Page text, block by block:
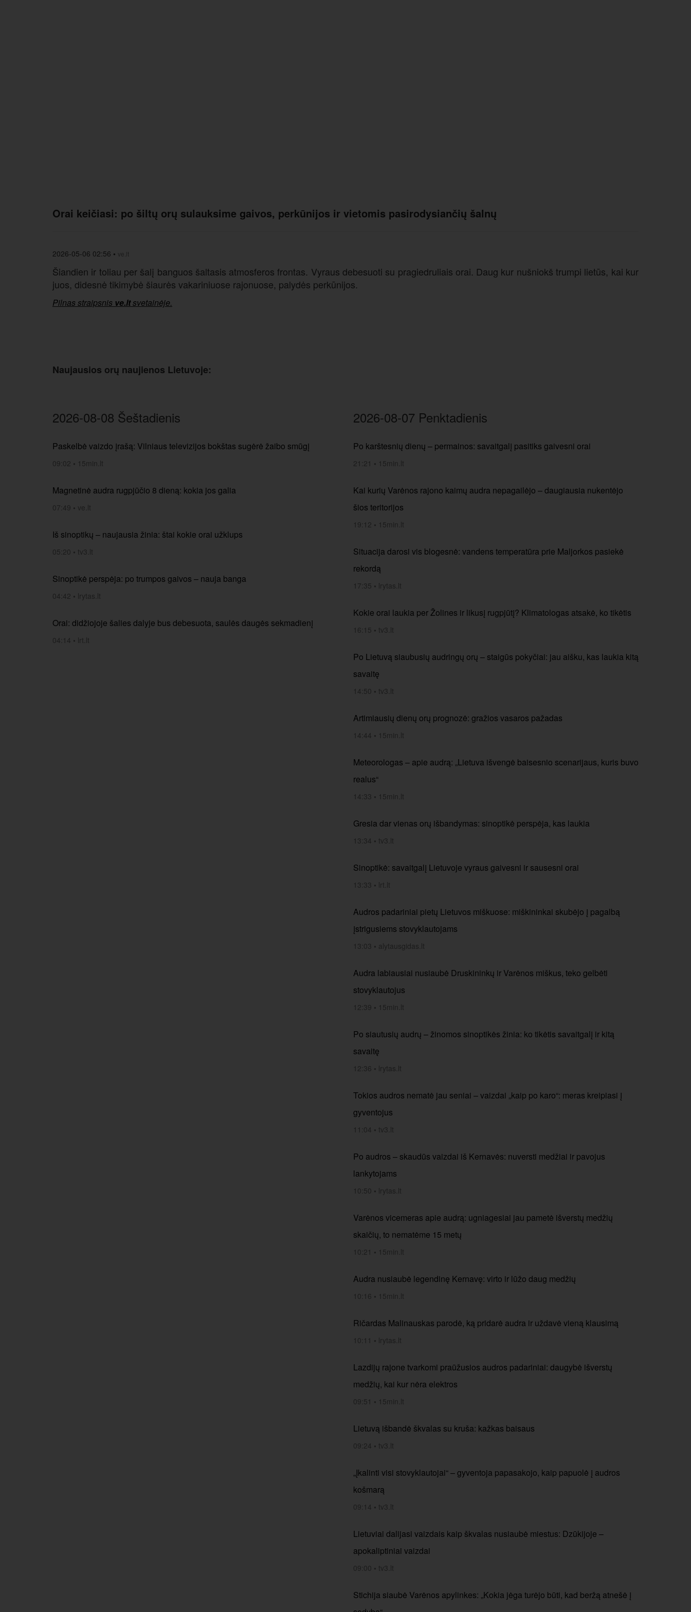
Orai keičiasi: po šiltų orų sulauksime gaivos, perkūnijos ir vietomis pasirodysiančių šalnų
2026-05-06 02:56 • ve.lt
Šiandien ir toliau per šalį banguos šaltasis atmosferos frontas. Vyraus debesuoti su pragiedruliais orai. Daug kur nušniokš trumpi lietūs, kai kur
juos, didesnė tikimybė šiaurės vakariniuose rajonuose, palydės perkūnijos.
Pilnas straipsnis ve.ltsvetainėje.
Naujausios orų naujienos Lietuvoje:
2026-08-08 Šeštadienis
Paskelbė vaizdo įrašą: Vilniaus televizijos bokštas sugėrė žaibo smūgį
09:02 • 15min.lt
Magnetinė audra rugpjūčio 8 dieną: kokia jos galia
07:49 • ve.lt
Iš sinoptikų – naujausia žinia: štai kokie orai užklups
05:20 • tv3.lt
Sinoptikė perspėja: po trumpos gaivos – nauja banga
04:42 • lrytas.lt
Orai: didžiojoje šalies dalyje bus debesuota, saulės daugės sekmadienį
04:14 • lrt.lt
2026-08-07 Penktadienis
Po karštesnių dienų – permainos: savaitgalį pasitiks gaivesni orai
21:21 • 15min.lt
Kai kurių Varėnos rajono kaimų audra nepagailėjo – daugiausia nukentėjo
šios teritorijos
19:12 • 15min.lt
Situacija darosi vis blogesnė: vandens temperatūra prie Maljorkos pasiekė
rekordą
17:35 • lrytas.lt
Kokie orai laukia per Žolines ir likusį rugpjūtį? Klimatologas atsakė, ko tikėtis
16:15 • tv3.lt
Po Lietuvą siaubusių audringų orų – staigūs pokyčiai: jau aišku, kas laukia kitą
savaitę
14:50 • tv3.lt
Artimiausių dienų orų prognozė: gražios vasaros pažadas
14:44 • 15min.lt
Meteorologas – apie audrą: „Lietuva išvengė baisesnio scenarijaus, kuris buvo
realus“
14:33 • 15min.lt
Gresia dar vienas orų išbandymas: sinoptikė perspėja, kas laukia
13:34 • tv3.lt
Sinoptikė: savaitgalį Lietuvoje vyraus gaivesni ir sausesni orai
13:33 • lrt.lt
Audros padariniai pietų Lietuvos miškuose: miškininkai skubėjo į pagalbą
įstrigusiems stovyklautojams
13:03 • alytausgidas.lt
Audra labiausiai nusiaubė Druskininkų ir Varėnos miškus, teko gelbėti
stovyklautojus
12:39 • 15min.lt
Po siautusių audrų – žinomos sinoptikės žinia: ko tikėtis savaitgalį ir kitą
savaitę
12:36 • lrytas.lt
Tokios audros nematė jau seniai – vaizdai „kaip po karo“: meras kreipiasi į
gyventojus
11:04 • tv3.lt
Po audros – skaudūs vaizdai iš Kernavės: nuversti medžiai ir pavojus
lankytojams
10:50 • lrytas.lt
Varėnos vicemeras apie audrą: ugniagesiai jau pametė išverstų medžių
skaičių, to nematėme 15 metų
10:21 • 15min.lt
Audra nusiaubė legendinę Kernavę: virto ir lūžo daug medžių
10:16 • 15min.lt
Ričardas Malinauskas parodė, ką pridarė audra ir uždavė vieną klausimą
10:11 • lrytas.lt
Lazdijų rajone tvarkomi praūžusios audros padariniai: daugybė išverstų
medžių, kai kur nėra elektros
09:51 • 15min.lt
Lietuvą išbandė škvalas su kruša: kažkas baisaus
09:24 • tv3.lt
„Įkalinti visi stovyklautojai“ – gyventoja papasakojo, kaip papuolė į audros
košmarą
09:14 • tv3.lt
Lietuviai dalijasi vaizdais kaip škvalas nusiaubė miestus: Dzūkijoje –
apokaliptiniai vaizdai
09:00 • tv3.lt
Stichija siaubė Varėnos apylinkes: „Kokia jėga turėjo būti, kad beržą atnešė į